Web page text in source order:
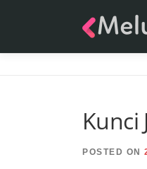
Kunci
POSTED ON